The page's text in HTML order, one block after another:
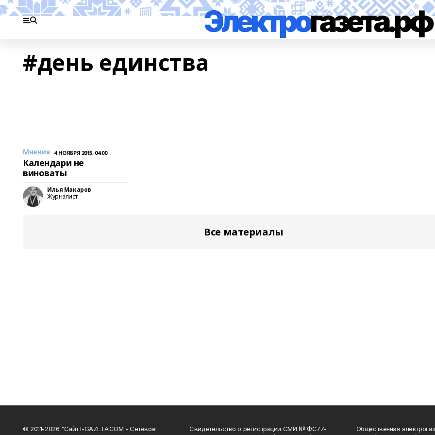
#день единства
Мнение 4 НОЯБРЯ 2015, 04:00
Календари не
виноваты
Илья Макаров
Журналист
Все материалы
© 2011-2026 "Сайт I-GAZETA.COM - Сетевое
Свидетельство о регистрации СМИ № ФС77-
Общественная